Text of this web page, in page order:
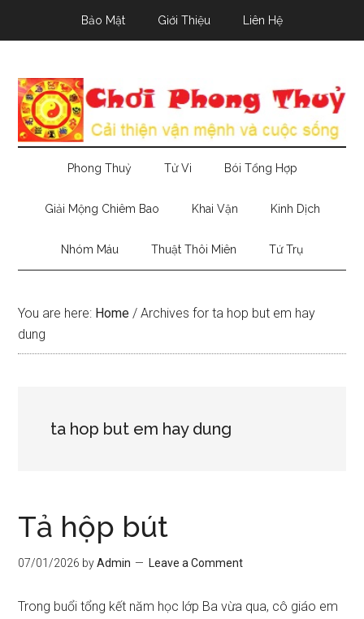
Bảo Mật Giới Thiệu Liên Hệ
Phong Thuỷ Tử Vi Bói Tổng Hợp
Giải Mộng Chiêm Bao Khai Vận Kinh Dịch
Nhóm Máu Thuật Thôi Miên Tứ Trụ
You are here: Home / Archives for ta hop but em hay
dung
ta hop but em hay dung
Tả hộp bút
07/01/2026 byAdmin Leave a Comment
Trong buổi tổng kết năm học lớp Ba vừa qua, cô giáo em